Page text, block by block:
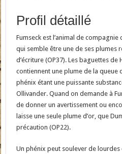
Profil détaillé
Fumseck est l’animal de
qui semble être une de ses plumes
d’écriture (OP37). Les baguettes
contiennent une plume de la queue
phénix étant une puissante
Ollivander. Quand on demande à
de donner un avertissement ou
laisse une seule plume d’or, que
précaution (OP22).
Un phénix peut soulever de lourdes